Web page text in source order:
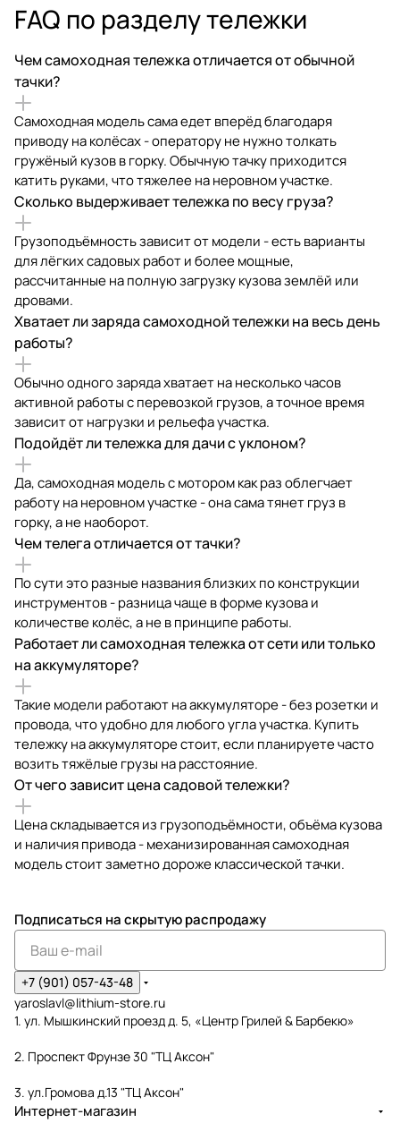
FAQ по разделу тележки
Чем самоходная тележка отличается от обычной
тачки?
Самоходная модель сама едет вперёд благодаря
приводу на колёсах - оператору не нужно толкать
гружёный кузов в горку. Обычную тачку приходится
катить руками, что тяжелее на неровном участке.
Сколько выдерживает тележка по весу груза?
Грузоподъёмность зависит от модели - есть варианты
для лёгких садовых работ и более мощные,
рассчитанные на полную загрузку кузова землёй или
дровами.
Хватает ли заряда самоходной тележки на весь день
работы?
Обычно одного заряда хватает на несколько часов
активной работы с перевозкой грузов, а точное время
зависит от нагрузки и рельефа участка.
Подойдёт ли тележка для дачи с уклоном?
Да, самоходная модель с мотором как раз облегчает
работу на неровном участке - она сама тянет груз в
горку, а не наоборот.
Чем телега отличается от тачки?
По сути это разные названия близких по конструкции
инструментов - разница чаще в форме кузова и
количестве колёс, а не в принципе работы.
Работает ли самоходная тележка от сети или только
на аккумуляторе?
Такие модели работают на аккумуляторе - без розетки и
провода, что удобно для любого угла участка. Купить
тележку на аккумуляторе стоит, если планируете часто
возить тяжёлые грузы на расстояние.
От чего зависит цена садовой тележки?
Цена складывается из грузоподъёмности, объёма кузова
и наличия привода - механизированная самоходная
модель стоит заметно дороже классической тачки.
Подписаться на скрытую распродажу
+7 (901) 057-43-48
yaroslavl@lithium-store.ru
1. ул. Мышкинский проезд д. 5, «Центр Грилей & Барбекю»
2. Проспект Фрунзе 30 "ТЦ Аксон"
3. ул.Громова д.13 "ТЦ Аксон"
Интернет-магазин